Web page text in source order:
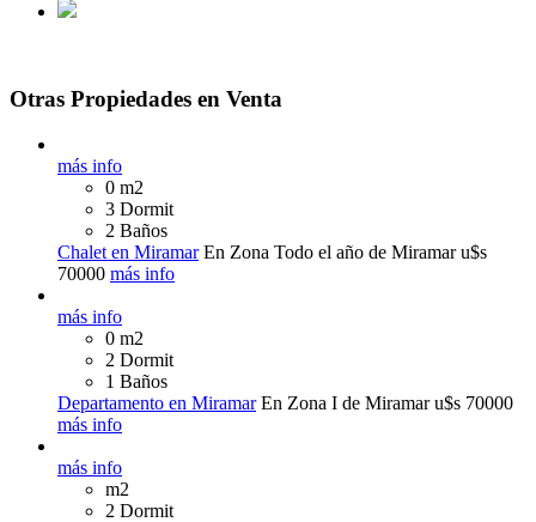
Otras Propiedades en Venta
más info
0 m2
3 Dormit
2 Baños
Chalet en Miramar En Zona Todo el año de Miramar u$s
70000 más info
más info
0 m2
2 Dormit
1 Baños
Departamento en Miramar En Zona I de Miramar u$s 70000
más info
más info
m2
2 Dormit